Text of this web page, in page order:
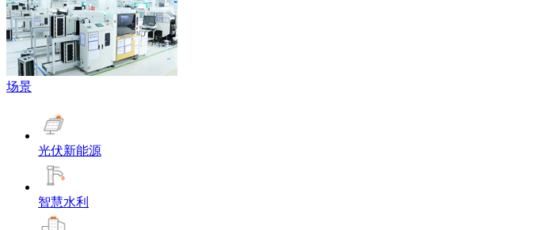
场景
光伏新能源
智慧水利